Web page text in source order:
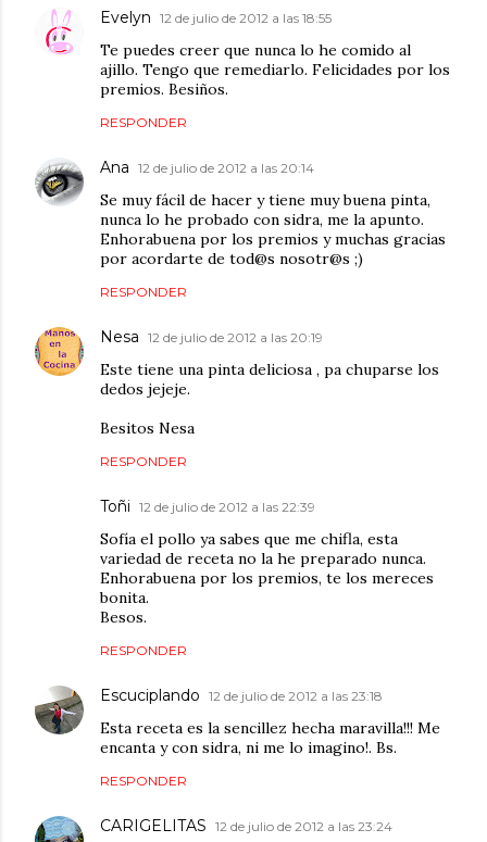
Evelyn 12 de julio de 2012 a las 18:55
Te puedes creer que nunca lo he comido al
ajillo. Tengo que remediarlo. Felicidades por los
premios. Besiños.
RESPONDER
Ana 12 de julio de 2012 a las 20:14
Se muy fácil de hacer y tiene muy buena pinta,
nunca lo he probado con sidra, me la apunto.
Enhorabuena por los premios y muchas gracias
por acordarte de tod@s nosotr@s ;)
RESPONDER
Nesa 12 de julio de 2012 a las 20:19
Este tiene una pinta deliciosa , pa chuparse los
dedos jejeje.
Besitos Nesa
RESPONDER
Toñi 12 de julio de 2012 a las 22:39
Sofía el pollo ya sabes que me chifla, esta
variedad de receta no la he preparado nunca.
Enhorabuena por los premios, te los mereces
bonita.
Besos.
RESPONDER
Escuciplando 12 de julio de 2012 a las 23:18
Esta receta es la sencillez hecha maravilla!!! Me
encanta y con sidra, ni me lo imagino!. Bs.
RESPONDER
CARIGELITAS 12 de julio de 2012 a las 23:24